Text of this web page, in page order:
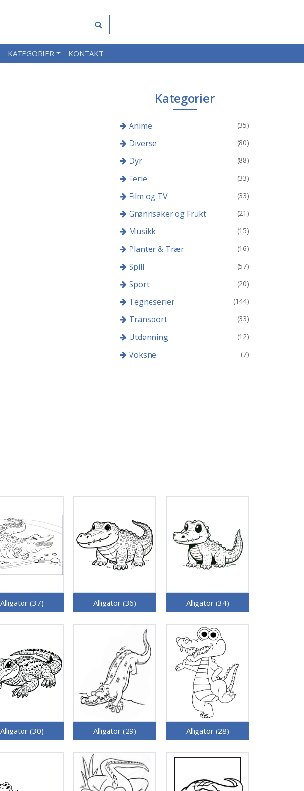
KATEGORIER KONTAKT
Kategorier
Anime (35)
Diverse (80)
Dyr (88)
Ferie (33)
Film og TV (33)
Grønnsaker og Frukt (21)
Musikk (15)
Planter & Trær (16)
Spill (57)
Sport (20)
Tegneserier (144)
Transport (33)
Utdanning (12)
Voksne (7)
Alligator (37) Alligator (36) Alligator (34)
Alligator (30) Alligator (29) Alligator (28)